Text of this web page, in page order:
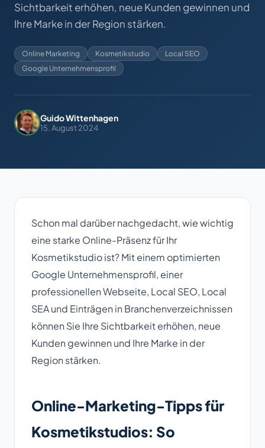
Sichtbarkeit erhöhen, neue Kunden gewinnen und
Ihre Marke in der Region stärken.
Online Marketing Kosmetikstudio
Local SEO
Google Unternehmensprofil
Guido Wittenhagen
15. August 2024
Schon mal darüber nachgedacht, wie wichtig
eine starke Online-Präsenz für Ihr
Kosmetikstudio ist? Mit einem optimierten
Google Unternehmensprofil, einer
professionellen Webseite, Local SEO, Local
SEA und Einträgen in Branchenverzeichnissen
können Sie Ihre Sichtbarkeit erhöhen, neue
Kunden gewinnen und Ihre Marke in der
Region stärken.
Online-Marketing-Tipps für
Kosmetikstudios: So